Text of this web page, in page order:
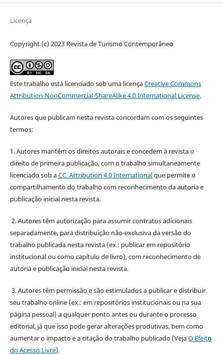
Licença
Copyright (c) 2023 Revista de Turismo Contemporâneo
Este trabalho está licenciado sob uma licençaCreative Commons
Attribution-NonCommercial-ShareAlike 4.0 International License.
Autores que publicam nesta revista concordam com os seguintes
termos:
1. Autores mantém os direitos autorais e concedem à revista o
direito de primeira publicação, com o trabalho simultaneamente
licenciado sob aCC Attribution 4.0 Internationalque permite o
compartilhamento do trabalho com reconhecimento da autoria e
publicação inicial nesta revista.
2. Autores têm autorização para assumir contratos adicionais
separadamente, para distribuição não-exclusiva da versão do
trabalho publicada nesta revista (ex.: publicar em repositório
institucional ou como capítulo de livro), com reconhecimento de
autoria e publicação inicial nesta revista.
3. Autores têm permissão e são estimulados a publicar e distribuir
seu trabalho online (ex.: em repositórios institucionais ou na sua
página pessoal) a qualquer ponto antes ou durante o processo
editorial, já que isso pode gerar alterações produtivas, bem como
aumentar o impacto e a citação do trabalho publicado (VejaO Efeito
do Acesso Livre).